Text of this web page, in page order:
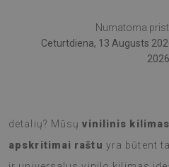
Numatoma
Ceturtdiena, 13 Augusts
2026
detalių? Mūsųvinilinis
apskritimai raštu yra būtent